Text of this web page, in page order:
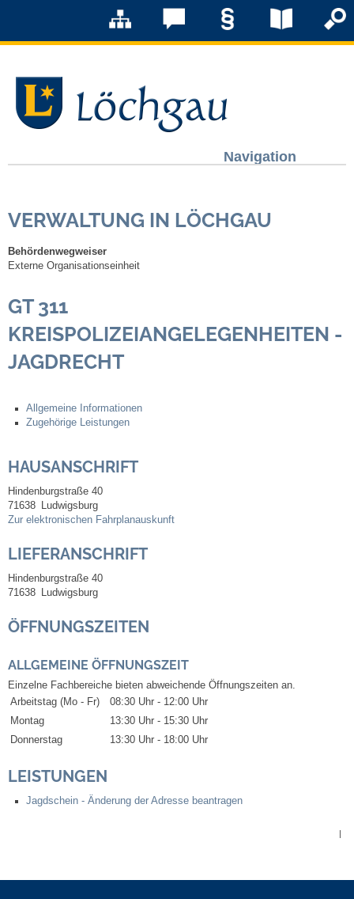
Navigation
Grußwort Bürgermeister
Kurzportrait
Löchgau früher
Zahlen & Fakten
Gebühren und Beiträge
Ortsrecht
Haushalt 2026
Trinkwasser - Härtebereich
Redaktionsstatut für das Amtsblatt
Service
Notdienste
Fahrplanauskünfte
Abfall-Infos
Ortsplan
VERWALTUNG IN LÖCHGAU
Behördenwegweiser
Externe Organisationseinheit
GT 311
KREISPOLIZEIANGELEGENHEITEN -
JAGDRECHT
Allgemeine Informationen
Zugehörige Leistungen
HAUSANSCHRIFT
Hindenburgstraße 40
71638
Ludwigsburg
Zur elektronischen Fahrplanauskunft
LIEFERANSCHRIFT
Hindenburgstraße 40
71638
Ludwigsburg
ÖFFNUNGSZEITEN
ALLGEMEINE ÖFFNUNGSZEIT
Einzelne Fachbereiche bieten abweichende Öffnungszeiten an.
Arbeitstag (Mo - Fr)
08:30 Uhr - 12:00 Uhr
Montag
13:30 Uhr - 15:30 Uhr
Donnerstag
13:30 Uhr - 18:00 Uhr
LEISTUNGEN
Jagdschein - Änderung der Adresse beantragen
|